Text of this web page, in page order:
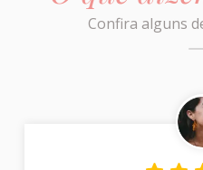
Confira alguns